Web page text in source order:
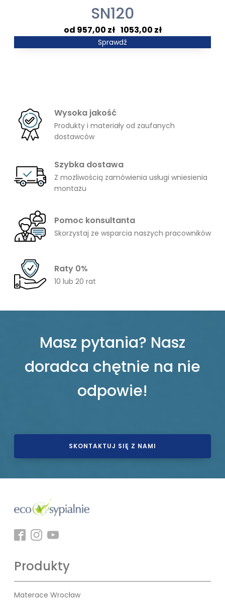
SN120
957,00 zł– 1053,00 zł
Zakres
Sprawdź
Wysoka jakość
Produkty i materiały od zaufanych
dostawców
Szybka dostawa
Z możliwością zamówienia usługi wniesienia
montażu
Pomoc konsultanta
Skorzystaj ze wsparcia naszych pracowników
Raty 0%
10 lub 20 rat
Masz pytania? Nasz
doradca chętnie na nie
odpowie!
SKONTAKTUJ SIĘ Z NAMI
Produkty
Materace Wrocław